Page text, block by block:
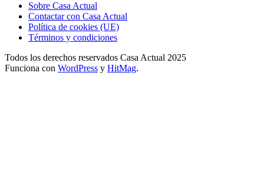
Sobre Casa Actual
Contactar con Casa Actual
Política de cookies (UE)
Términos y condiciones
Todos los derechos reservados Casa Actual 2025
Funciona con WordPress y HitMag.